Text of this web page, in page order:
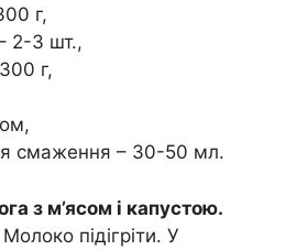
г,
2-3 шт.,
г,
смаження – 30-50 мл.
з м’ясом і капустою.
підігріти. У